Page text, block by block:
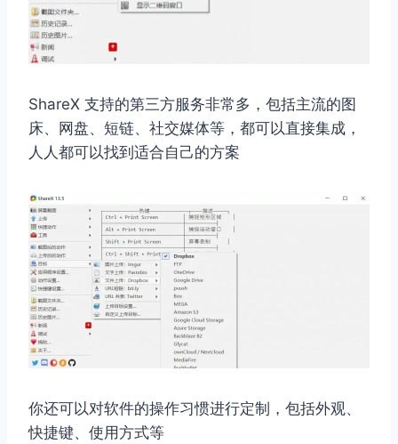
ShareX 支持的第三方服务非常多，包括主流的图
床、网盘、短链、社交媒体等，都可以直接集成，
人人都可以找到适合自己的方案
你还可以对软件的操作习惯进行定制，包括外观、
快捷键、使用方式等